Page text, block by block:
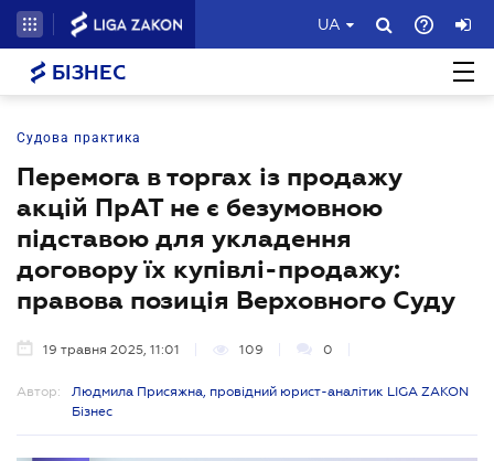
UA
БІЗНЕС
Судова практика
Перемога в торгах із продажу
акцій ПрАТ не є безумовною
підставою для укладення
договору їх купівлі-продажу:
правова позиція Верховного Суду
19 травня 2025, 11:01 109 0
Автор:
Людмила Присяжна, провідний юрист-аналітик LIGA ZAKON
Бізнес